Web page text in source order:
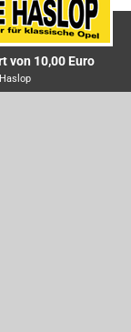
von 10,00 Euro